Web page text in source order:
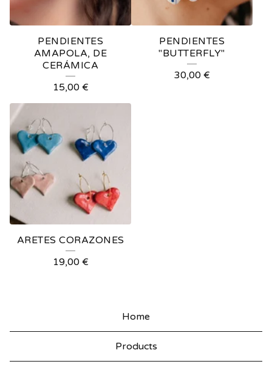
PENDIENTES
AMAPOLA, DE
CERÁMICA
15,00 €
PENDIENTES
"BUTTERFLY"
30,00 €
ARETES CORAZONES
19,00 €
Home
Products